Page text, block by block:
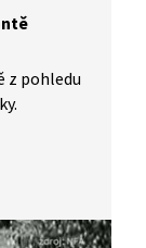
z pohledu